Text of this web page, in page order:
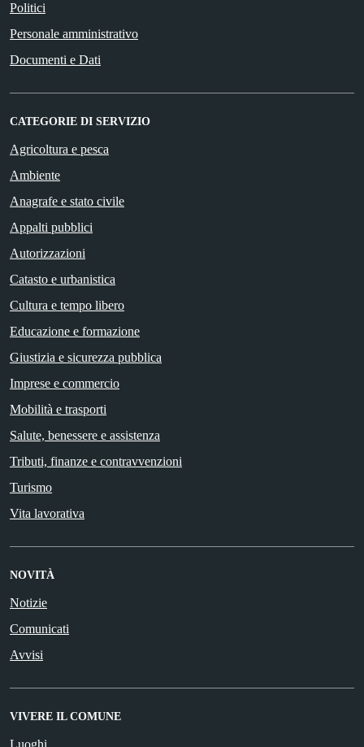
Politici
Personale amministrativo
Documenti e Dati
CATEGORIE DI SERVIZIO
Agricoltura e pesca
Ambiente
Anagrafe e stato civile
Appalti pubblici
Autorizzazioni
Catasto e urbanistica
Cultura e tempo libero
Educazione e formazione
Giustizia e sicurezza pubblica
Imprese e commercio
Mobilità e trasporti
Salute, benessere e assistenza
Tributi, finanze e contravvenzioni
Turismo
Vita lavorativa
NOVITÀ
Notizie
Comunicati
Avvisi
VIVERE IL COMUNE